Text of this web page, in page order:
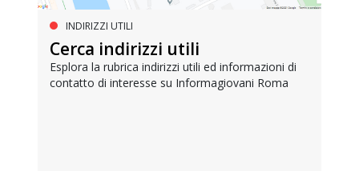
INDIRIZZI UTILI
Cerca indirizzi utili
Esplora la rubrica indirizzi utili ed informazioni di
contatto di interesse su Informagiovani Roma